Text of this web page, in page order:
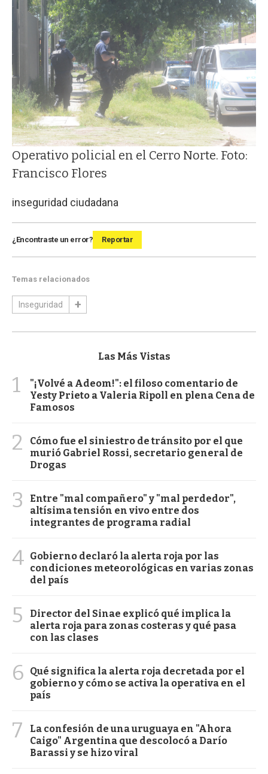
Operativo policial en el Cerro Norte. Foto:
Francisco Flores
inseguridad ciudadana
¿Encontraste un error? Reportar
Temas relacionados
Inseguridad
Las Más Vistas
1
"¡Volvé a Adeom!": el filoso comentario de
Yesty Prieto a Valeria Ripoll en plena Cena de
Famosos
2
Cómo fue el siniestro de tránsito por el que
murió Gabriel Rossi, secretario general de
Drogas
3
Entre "mal compañero" y "mal perdedor",
altísima tensión en vivo entre dos
integrantes de programa radial
4 Gobierno declaró la alerta roja por las
condiciones meteorológicas en varias zonas
del país
5
Director del Sinae explicó qué implica la
alerta roja para zonas costeras y qué pasa
con las clases
6
Qué significa la alerta roja decretada por el
gobierno y cómo se activa la operativa en el
país
7
La confesión de una uruguaya en "Ahora
Caigo" Argentina que descolocó a Darío
Barassi y se hizo viral